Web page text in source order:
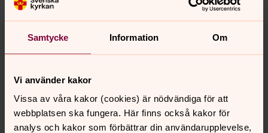
Samtycke Information Om
Vi använder kakor
Vissa av våra kakor (cookies) är nödvändiga för att
webbplatsen ska fungera. Här finns också kakor för
analys och kakor som förbättrar din användarupplevelse,
Äldre gravvårdar förekommer längs med
kyrkogårdsmurarna i väster och öster. 2002 invigdes
minneslunden och en länge önskad askgravlund blev
senare iordningställd och invigd i juli 2020. På
Gravskötsel
Information och priser